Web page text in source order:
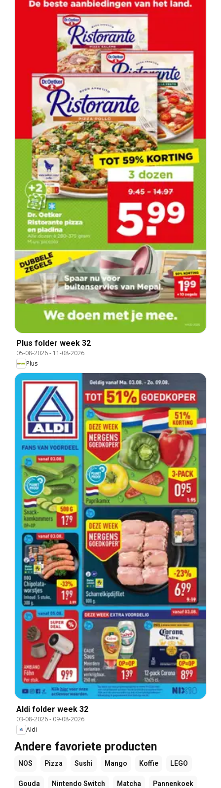
Plus folder week 32
05-08-2026- 11-08-2026
Plus
Aldi folder week 32
03-08-2026- 09-08-2026
Aldi
Andere favoriete producten
NOS Pizza Sushi Mango Koffie LEGO
Gouda Nintendo Switch Matcha Pannenkoek